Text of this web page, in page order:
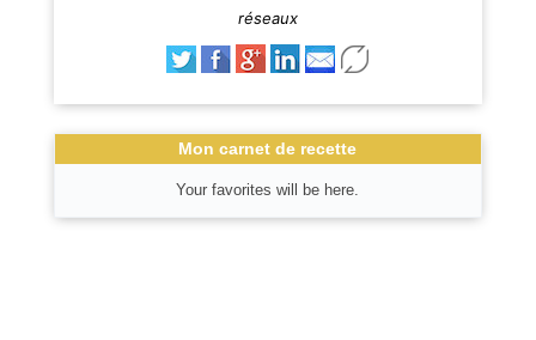
réseaux
Mon carnet de recette
Your favorites will be here.